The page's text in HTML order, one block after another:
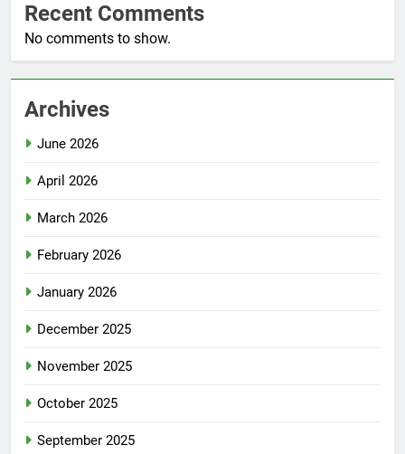
Recent Comments
No comments to show.
Archives
June 2026
April 2026
March 2026
February 2026
January 2026
December 2025
November 2025
October 2025
September 2025